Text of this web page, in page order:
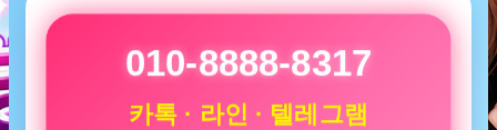
010-8888-8317
카톡 · 라인 · 텔레그램